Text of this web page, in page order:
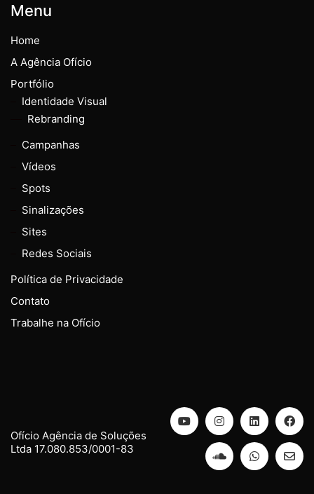
Menu
Home
A Agência Ofício
Portfólio
Identidade Visual
Rebranding
Campanhas
Vídeos
Spots
Sinalizações
Sites
Redes Sociais
Política de Privacidade
Contato
Trabalhe na Ofício
Ofício Agência de Soluções
Ltda 17.080.853/0001-83